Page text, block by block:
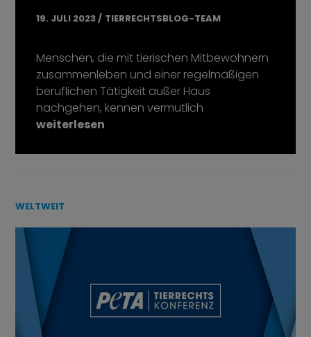
19. JULI 2023 TIERRECHTSBLOG-TEAM
Menschen, die mit tierischen Mitbewohnern
zusammenleben und einer regelmäßigen
beruflichen Tätigkeit außer Haus
nachgehen, kennen vermutlich
„Tierische Mitbewohner im Arbeitsrecht –
weiterlesen
WELTWEIT